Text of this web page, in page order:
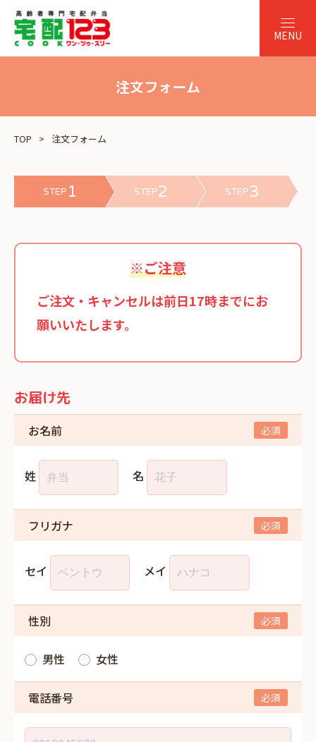
注文フォーム
TOP 注文フォーム
STEP 1 STEP2 STEP3
※ご注意
ご注文・キャンセルは前日17時までにお
願いいたします。
お届け先
お名前
姓 名
フリガナ
セイ メイ
性別
男性 女性
電話番号